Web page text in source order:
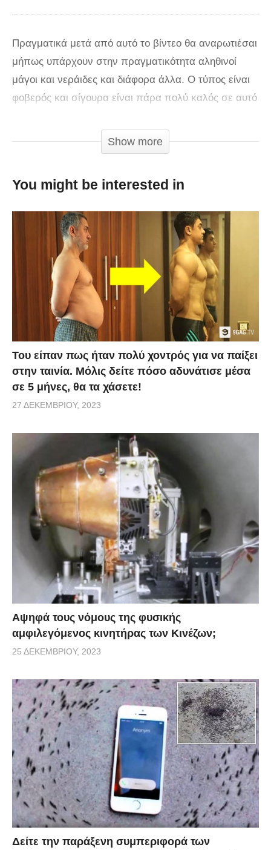
Πραγματικά μετά από αυτό το βίντεο θα αναρωτιέσαι
μήπως υπάρχουν στην πραγματικότητα αληθινοί
μάγοι και νεράιδες και διάφορα άλλα. Ο τύπος είναι
φοβερός και σίγουρα είναι πάρα πολύ καλός σε αυτό
είδαμε κι το ξανά είδαμε πολλές φορές αυτό το βίντεο
παίζει. Μάταια προσπαθήσαμε, δείτε τι συμβαίνει και
εξηγήστε και εμάς.
Show more
You might be interested in
Του είπαν πως ήταν πολύ χοντρός για να παίξει
στην ταινία. Μόλις δείτε πόσο αδυνάτισε μέσα
σε 5 μήνες, θα τα χάσετε!
27 ΔΕΚΕΜΒΡΊΟΥ, 2023
Αψηφά τους νόμους της φυσικής
αμφιλεγόμενος κινητήρας των Κινέζων;
25 ΔΕΚΕΜΒΡΊΟΥ, 2023
Δείτε την παράξενη συμπεριφορά των